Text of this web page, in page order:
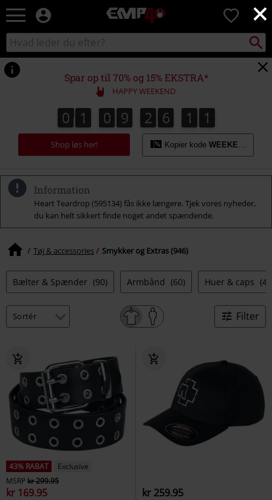
×
EMP
Musik,
TV
gaming
merch
alternativ
mode
0
Søg
sortiment
Søg
Spar op til 70% og 15% EKSTRA*
HAPPY WEEKEND
0
0 1
1 0
0 9
9 2
2 6
6 0
1 9
0
9
1
0
Shop løs her! Kopier kode WEEKEND
Information
Heart Teardrop (595134) fås ikke længere. Tjek vores nyheder,
du kan helt sikkert finde noget andet spændende.
Tøj & accessories Smykker og Extras (946)
Bælter & Spænder (90) Armbånd (60) Huer & caps
Filter
43% RABAT
Exclusive
MSRPkr 299.95
kr 169.95 kr 259.95